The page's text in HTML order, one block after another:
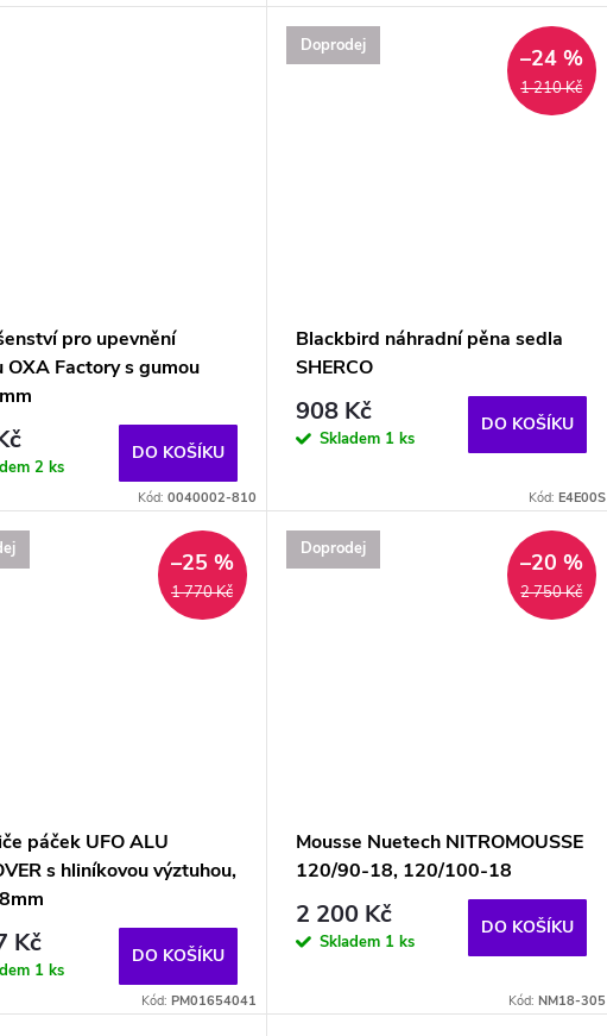
pro upevnění
OXA Factory s gumou
2 ks
DO KOŠÍKU
Kód: 0040002-810
Doprodej
1 210 Kč
–24 %
Blackbird náhradní pěna sedla
SHERCO
908 Kč
Skladem 1 ks
DO KOŠÍKU
Kód: E4E00S
1 770 Kč
–25 %
páček UFO ALU
s hliníkovou výztuhou,
Kč
1 ks
DO KOŠÍKU
Kód: PM01654041
Doprodej
2 750 Kč
–20 %
Mousse Nuetech NITROMOUSSE
120/90-18, 120/100-18
2 200 Kč
Skladem 1 ks
DO KOŠÍKU
Kód: NM18-305